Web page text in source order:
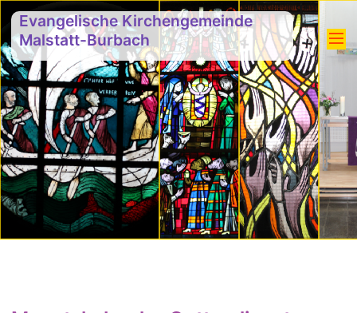
Evangelische Kirchengemeinde
Malstatt-Burbach